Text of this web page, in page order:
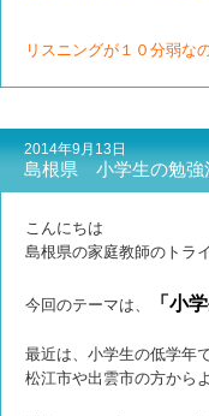
リスニングが１０分弱な
2014年9月13日
島根県 小学生の勉強
こんにちは
島根県の家庭教師のトラ
今回のテーマは、 「小
最近は、小学生の低学年
松江市や出雲市の方から